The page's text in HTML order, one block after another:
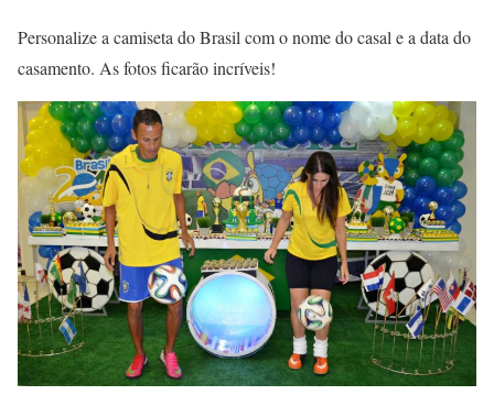
Personalize a camiseta do Brasil com o nome do casal e a data do
casamento. As fotos ficarão incríveis!